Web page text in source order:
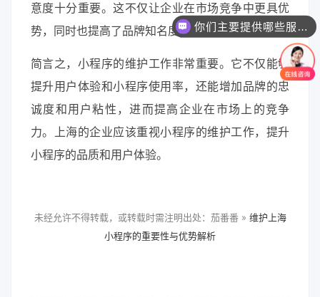
意度十分重要。这不仅让企业在市场竞争中更具优
势，同时也提高了品牌知名度。
简言之，小程序的维护工作非常重要。它不仅能够
提升用户体验和小程序使用率，还能增加品牌的忠
诚度和用户粘性，进而提高企业在市场上的竞争
力。上海的企业应该重视小程序的维护工作，提升
小程序的品质和用户体验。
未经允许不得转载，或转载时需注明出处：茄番番 » 维护上海
小程序的重要性与优势解析
你们主要提供哪些服务？可以根据需求定制吗？